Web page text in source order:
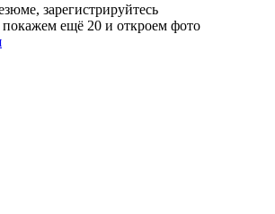
зарегистрируйтесь
ещё 20 и откроем фото